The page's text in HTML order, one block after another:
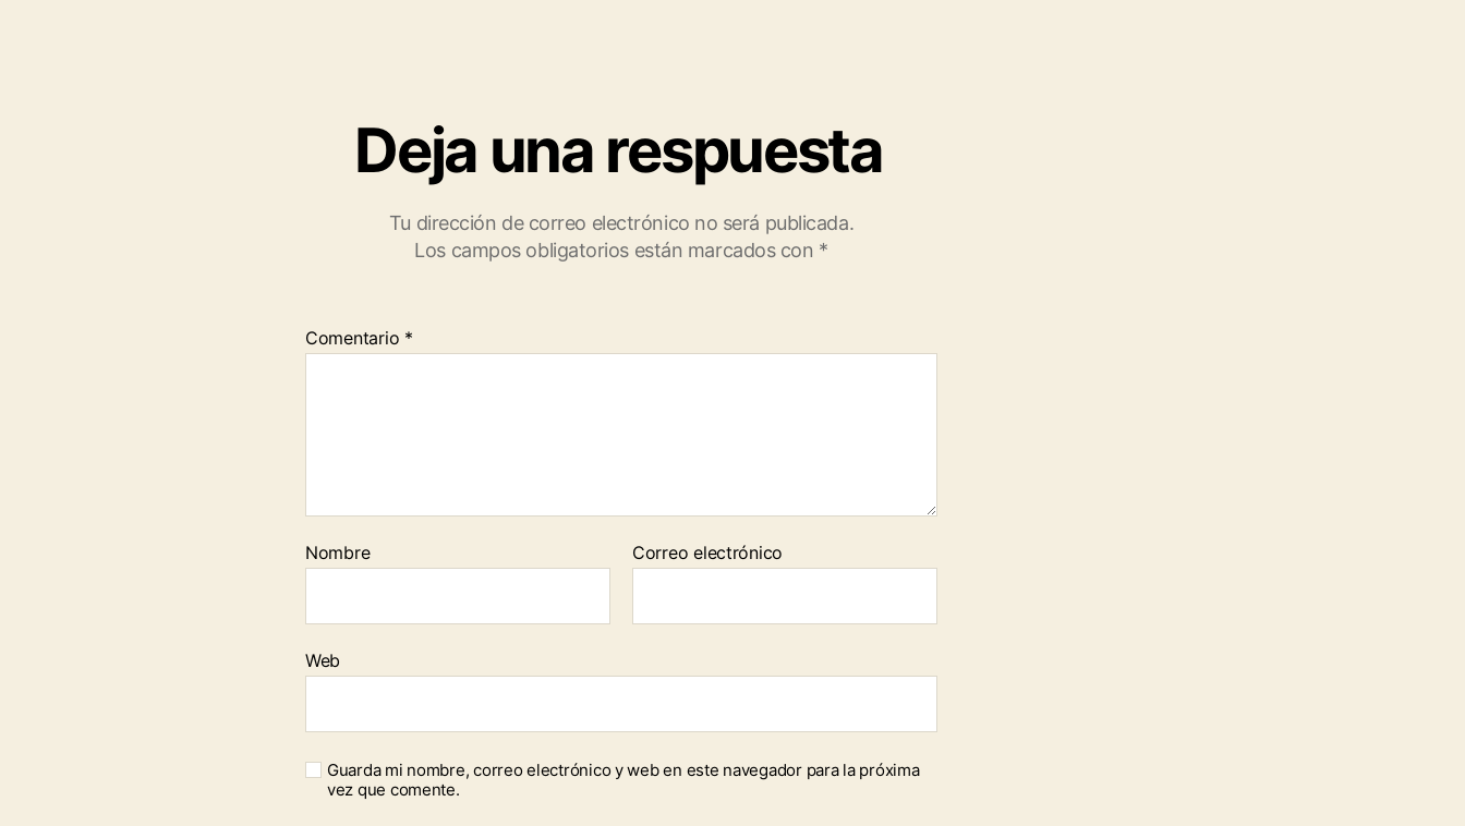
Deja una respuesta
Tu dirección de correo electrónico no será publicada.
Los campos obligatorios están marcados con *
Comentario *
Nombre Correo electrónico
Web
Guarda mi nombre, correo electrónico y web en este navegador para la próxima
vez que comente.